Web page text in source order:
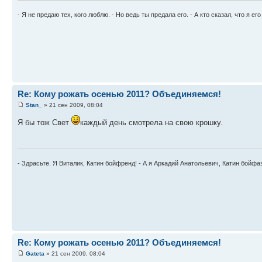
- Я не предаю тех, кого люблю. - Но ведь ты предала его. - А кто сказал, что я
Re: Кому рожать осенью 2011? Объединяемся!
Stan_ » 21 сен 2009, 08:04
Я бы тож Свет каждый день смотрела на свою крошку.
- Здрасьте. Я Виталик, Катин бойфренд! - А я Аркадий Анатольевич, Катин
Re: Кому рожать осенью 2011? Объединяемся!
Gateta » 21 сен 2009, 08:04